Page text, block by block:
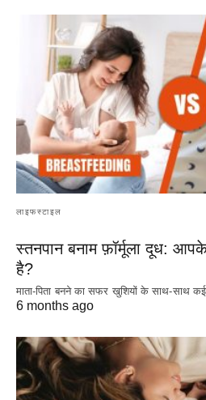
लाइफस्टाइल
स्तनपान बनाम फ़ॉर्मूला दूध:
है?
माता-पिता बनने का सफर खुशियों के साथ-साथ
6 months ago